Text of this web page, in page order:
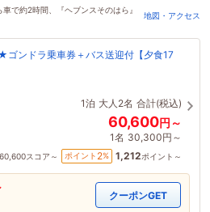
で約2時間、『ヘブンスそのはら』
地図・アクセス
ンドラ乗車券＋バス送迎付【夕食17
1泊 大人2名 合計(税込)
60,600円～
1名 30,300円～
60,600スコア～ ポイント 2% 1,212ポイント～
クーポンGET